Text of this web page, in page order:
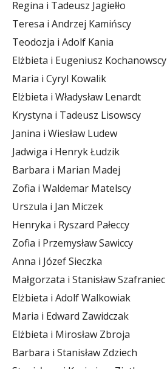
Regina i Tadeusz Jagiełło
Teresa i Andrzej Kamińscy
Teodozja i Adolf Kania
Elżbieta i Eugeniusz Kochanowscy
Maria i Cyryl Kowalik
Elżbieta i Władysław Lenardt
Krystyna i Tadeusz Lisowscy
Janina i Wiesław Ludew
Jadwiga i Henryk Łudzik
Barbara i Marian Madej
Zofia i Waldemar Matelscy
Urszula i Jan Miczek
Henryka i Ryszard Pałeccy
Zofia i Przemysław Sawiccy
Anna i Józef Sieczka
Małgorzata i Stanisław Szafraniec
Elżbieta i Adolf Walkowiak
Maria i Edward Zawidczak
Elżbieta i Mirosław Zbroja
Barbara i Stanisław Zdziech